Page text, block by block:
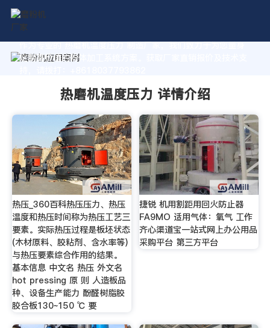
作为专业的 热磨机温度压力 制造厂家，我们致力于为您量身
定制高价值的粉体加工系统方案。获取厂家直销报价及技术支
热磨机温度压力 详情介绍
热压_360百科热压压力、热压
温度和热压时间称为热压工艺三
要素。实际热压过程是板坯状态
(木材原料、胶粘剂、含水率等)
与热压要素综合作用的结果。
基本信息 中文名 热压 外文名
hot pressing 原 则 人造板品
种、设备生产能力 酚醛树脂胶
胶合板130~150 ℃ 要
捷锐 机用割距用回火防止器
FA9MO 适用气体：氧气 工作
齐心渠道宝一站式网上办公用品
采购平台 第三方平台